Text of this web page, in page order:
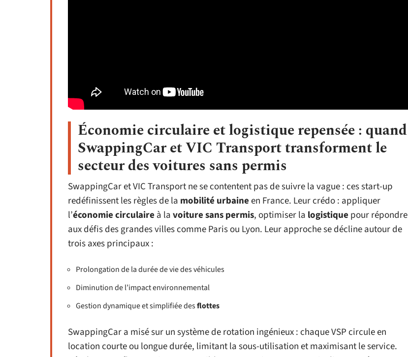
Économie circulaire et logistique repensée : quand
SwappingCar et VIC Transport transforment le
secteur des voitures sans permis
SwappingCar et VIC Transport ne se contentent pas de suivre la vague : ces start-up
redéfinissent les règles de la mobilité urbaineen France. Leur crédo : appliquer
l’économie circulaire à lavoiture sans permis, optimiser la logistique pour répondre
aux défis des grandes villes comme Paris ou Lyon. Leur approche se décline autour de
trois axes principaux :
Prolongation de la durée de vie des véhicules
Diminution de l’impact environnemental
Gestion dynamique et simplifiée desflottes
SwappingCar a misé sur un système de rotation ingénieux : chaque VSP circule en
location courte ou longue durée, limitant la sous-utilisation et maximisant le service.